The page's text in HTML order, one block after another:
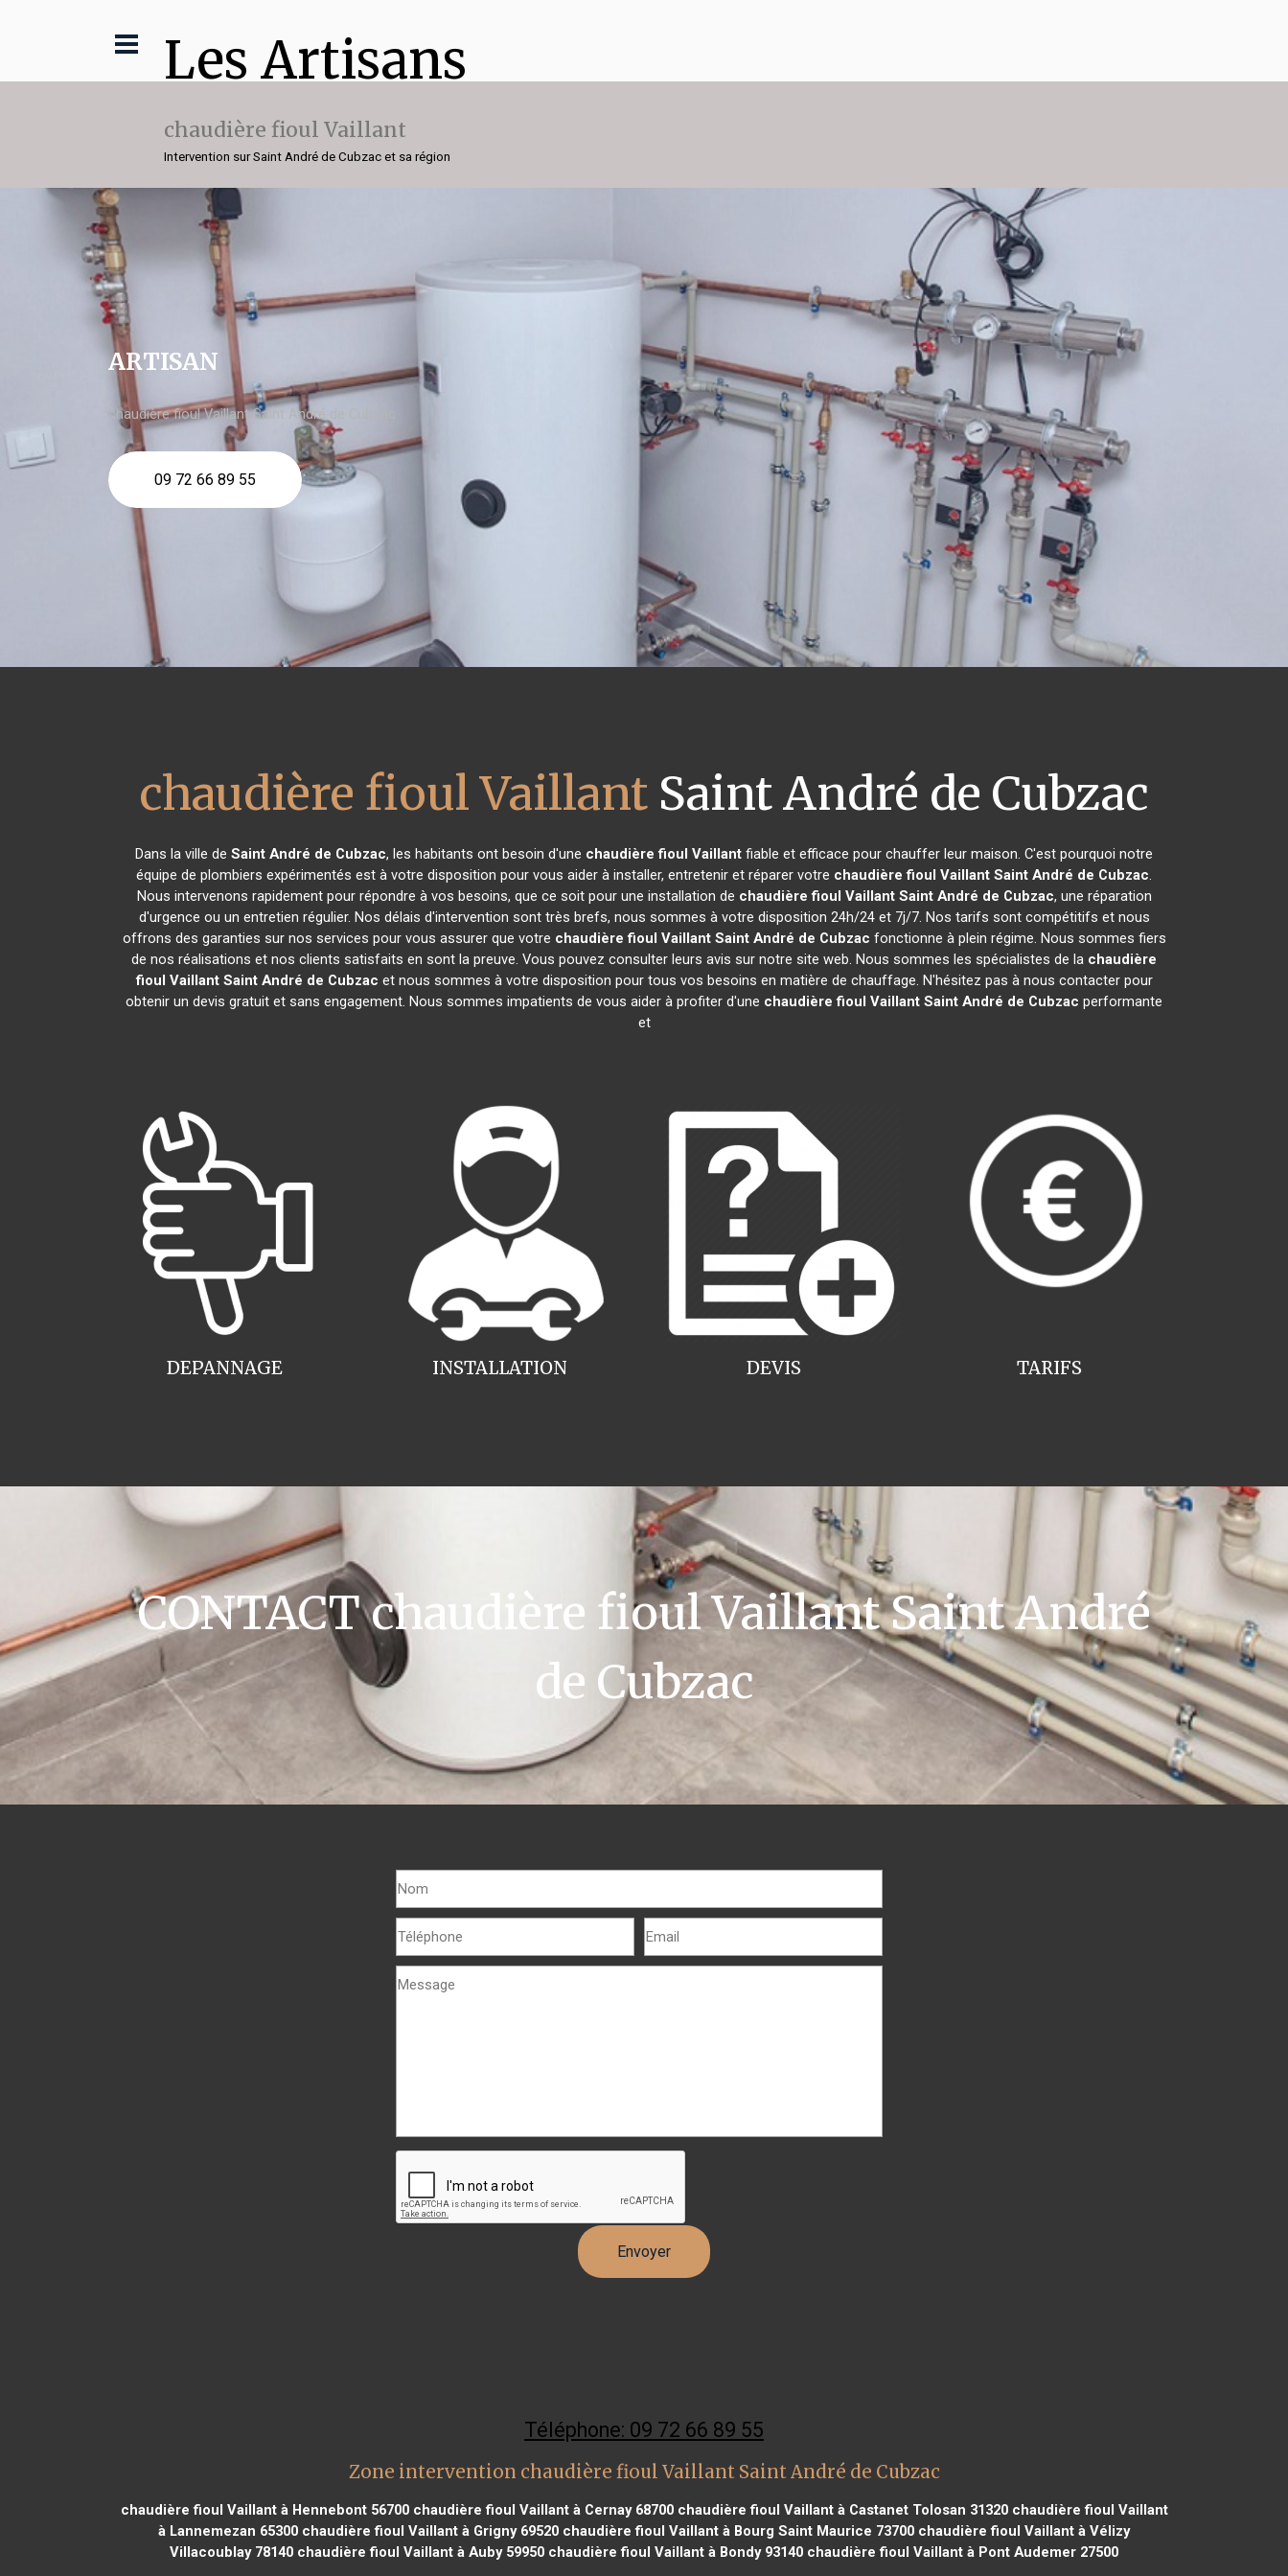
Les Artisans
chaudière fioul Vaillant
Intervention sur Saint André de Cubzac et sa région
ARTISAN
chaudière fioul Vaillant Saint André de Cubzac
09 72 66 89 55
chaudière fioul Vaillant Saint André de Cubzac
Dans la ville de Saint André de Cubzac, les habitants ont besoin d'une chaudière fioul Vaillant fiable et efficace pour chauffer leur maison. C'est pourquoi notre
équipe de plombiers expérimentés est à votre disposition pour vous aider à installer, entretenir et réparer votre chaudière fioul Vaillant Saint André de Cubzac.
Nous intervenons rapidement pour répondre à vos besoins, que ce soit pour une installation de chaudière fioul Vaillant Saint André de Cubzac, une réparation
d'urgence ou un entretien régulier. Nos délais d'intervention sont très brefs, nous sommes à votre disposition 24h/24 et 7j/7. Nos tarifs sont compétitifs et nous
offrons des garanties sur nos services pour vous assurer que votre chaudière fioul Vaillant Saint André de Cubzac fonctionne à plein régime. Nous sommes fiers
de nos réalisations et nos clients satisfaits en sont la preuve. Vous pouvez consulter leurs avis sur notre site web. Nous sommes les spécialistes de la chaudière
fioul Vaillant Saint André de Cubzac et nous sommes à votre disposition pour tous vos besoins en matière de chauffage. N'hésitez pas à nous contacter pour
obtenir un devis gratuit et sans engagement. Nous sommes impatients de vous aider à profiter d'une chaudière fioul Vaillant Saint André de Cubzac performante
et
INSTALLATION
DEPANNAGE TARIFS
DEVIS
CONTACT chaudière fioul Vaillant Saint André
de Cubzac
Téléphone: 09 72 66 89 55
Zone intervention chaudière fioul Vaillant Saint André de Cubzac
chaudière fioul Vaillant à Hennebont 56700chaudière fioul Vaillant à Cernay 68700chaudière fioul Vaillant à Castanet Tolosan 31320chaudière fioul Vaillant
à Lannemezan 65300 chaudière fioul Vaillant à Grigny 69520 chaudière fioul Vaillant à Bourg Saint Maurice 73700 chaudière fioul Vaillant à Vélizy
Villacoublay 78140 chaudière fioul Vaillant à Auby 59950 chaudière fioul Vaillant à Bondy 93140 chaudière fioul Vaillant à Pont Audemer 27500